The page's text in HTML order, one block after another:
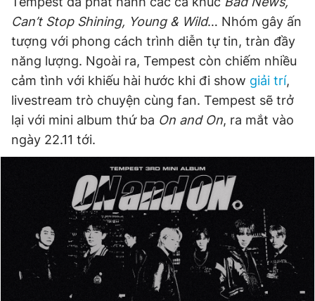
Can’t Stop Shining, Young & Wild… Nhóm gây ấn
tượng với phong cách trình diễn tự tin, tràn đầy
năng lượng. Ngoài ra, Tempest còn chiếm nhiều
cảm tình với khiếu hài hước khi đi show giải trí,
livestream trò chuyện cùng fan. Tempest sẽ trở
lại với mini album thứ ba On and On, ra mắt vào
ngày 22.11 tới.